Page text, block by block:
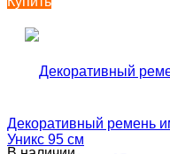
Декоративный ремень
Уникс 95 см